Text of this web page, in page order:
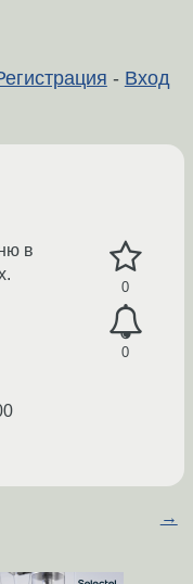
- Вход
0
0
в
→